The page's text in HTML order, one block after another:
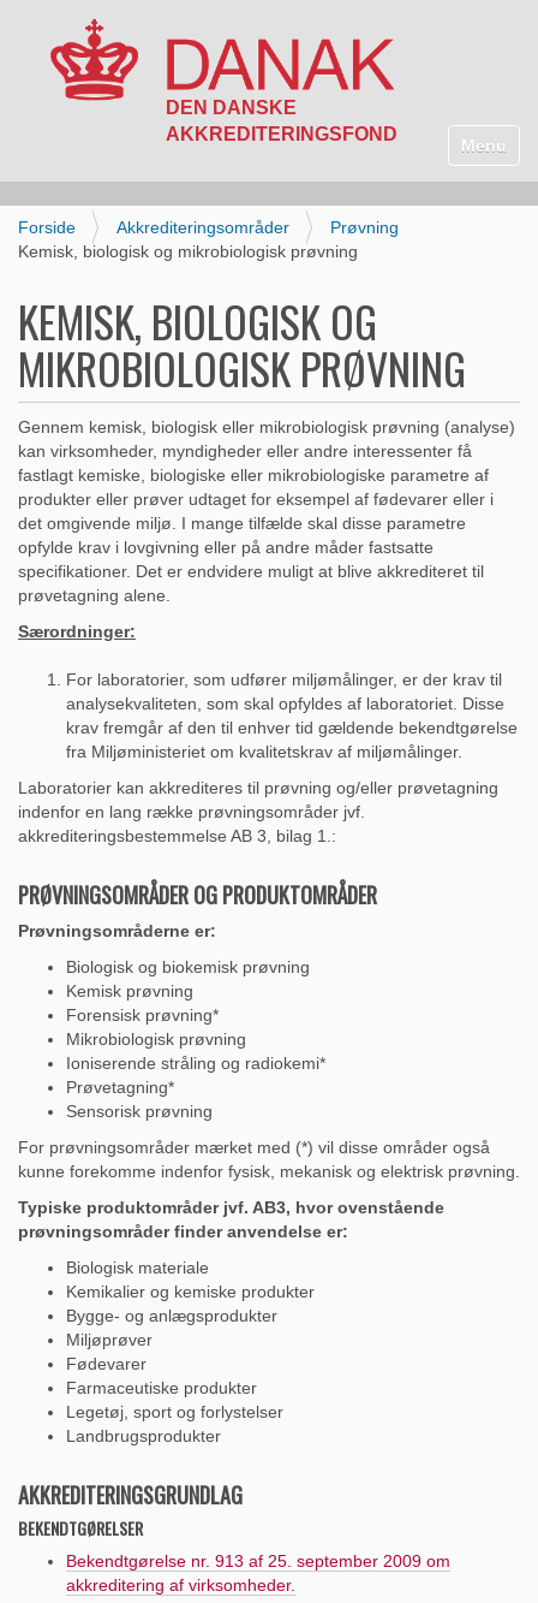
Toggle
Forside Akkrediteringsområder
Prøvning
Kemisk, biologisk og mikrobiologisk prøvning
KEMISK, BIOLOGISK OG
MIKROBIOLOGISK PRØVNING
Gennem kemisk, biologisk eller mikrobiologisk prøvning (analyse)
kan virksomheder, myndigheder eller andre interessenter få
fastlagt kemiske, biologiske eller mikrobiologiske parametre af
produkter eller prøver udtaget for eksempel af fødevarer eller i
det omgivende miljø. I mange tilfælde skal disse parametre
opfylde krav i lovgivning eller på andre måder fastsatte
specifikationer. Det er endvidere muligt at blive akkrediteret til
prøvetagning alene.
Særordninger:
For laboratorier, som udfører miljømålinger, er der krav til
analysekvaliteten, som skal opfyldes af laboratoriet. Disse
krav fremgår af den til enhver tid gældende bekendtgørelse
fra Miljøministeriet om kvalitetskrav af miljømålinger.
Laboratorier kan akkrediteres til prøvning og/eller prøvetagning
indenfor en lang række prøvningsområder jvf.
akkrediteringsbestemmelse AB 3, bilag 1.:
PRØVNINGSOMRÅDER OG PRODUKTOMRÅDER
Prøvningsområderne er:
Biologisk og biokemisk prøvning
Kemisk prøvning
Forensisk prøvning*
Mikrobiologisk prøvning
Ioniserende stråling og radiokemi*
Prøvetagning*
Sensorisk prøvning
For prøvningsområder mærket med (*) vil disse områder også
kunne forekomme indenfor fysisk, mekanisk og elektrisk prøvning.
Typiske produktområder jvf. AB3, hvor ovenstående
prøvningsområder finder anvendelse er:
Biologisk materiale
Kemikalier og kemiske produkter
Bygge- og anlægsprodukter
Miljøprøver
Fødevarer
Farmaceutiske produkter
Legetøj, sport og forlystelser
Landbrugsprodukter
AKKREDITERINGSGRUNDLAG
BEKENDTGØRELSER
Bekendtgørelse nr. 913 af 25. september 2009 om
akkreditering af virksomheder.